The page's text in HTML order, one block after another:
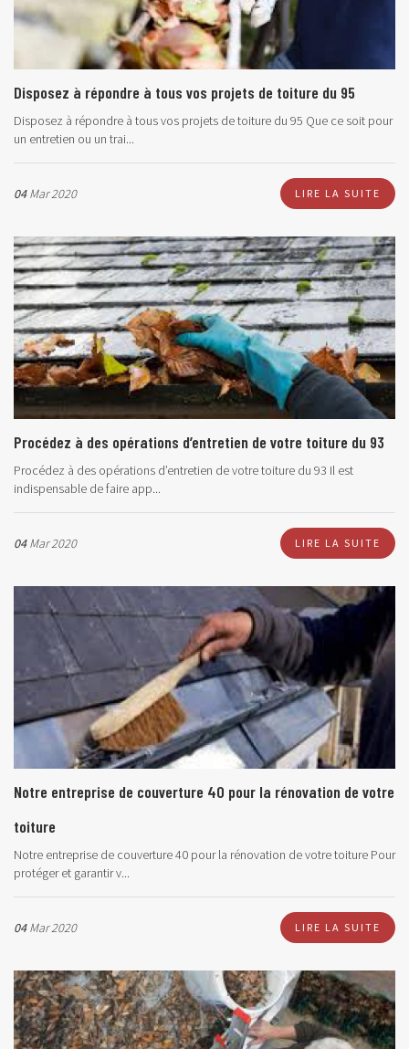
Disposez à répondre à tous vos projets de toiture du 95
Disposez à répondre à tous vos projets de toiture du 95 Que ce soit pour
un entretien ou un trai...
04Mar 2020 LIRE LA SUITE
Procédez à des opérations d’entretien de votre toiture du 93
Procédez à des opérations d’entretien de votre toiture du 93 Il est
indispensable de faire app...
04Mar 2020 LIRE LA SUITE
Notre entreprise de couverture 40 pour la rénovation de votre
toiture
Notre entreprise de couverture 40 pour la rénovation de votre toiture Pour
protéger et garantir v...
04Mar 2020 LIRE LA SUITE